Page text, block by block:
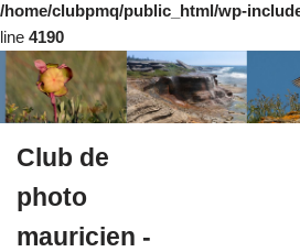
/home/clubpmq/public_html/wp-
line 4190
au
contenu
Club de
photo
mauricien -